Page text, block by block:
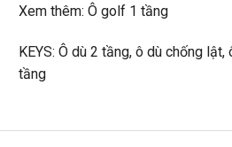
Xem thêm: Ô golf 1 tầng
KEYS: Ô dù 2 tầng, ô dù chống
tầng